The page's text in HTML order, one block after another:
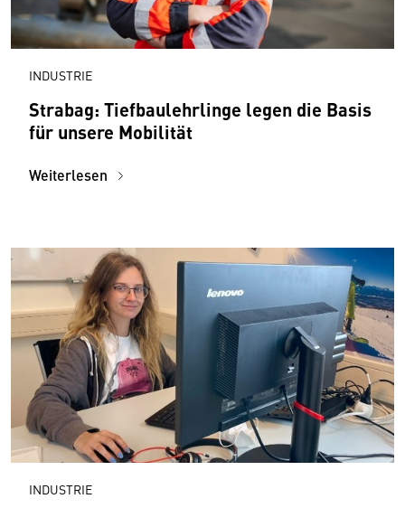
INDUSTRIE
Strabag: Tiefbaulehrlinge legen die Basis
für unsere Mobilität
Weiterlesen
INDUSTRIE